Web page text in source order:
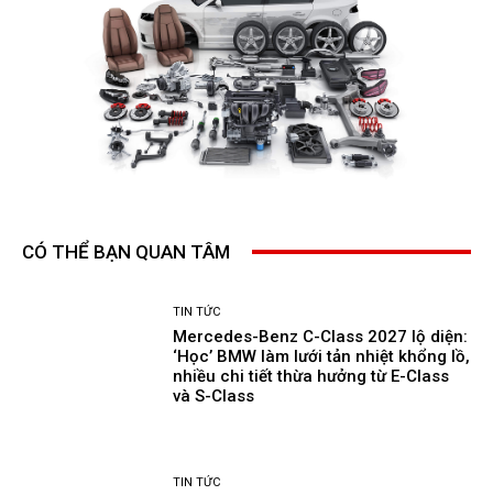
CÓ THỂ BẠN QUAN TÂM
TIN TỨC
Mercedes-Benz C-Class 2027 lộ diện:
‘Học’ BMW làm lưới tản nhiệt khổng lồ,
nhiều chi tiết thừa hưởng từ E-Class
và S-Class
TIN TỨC